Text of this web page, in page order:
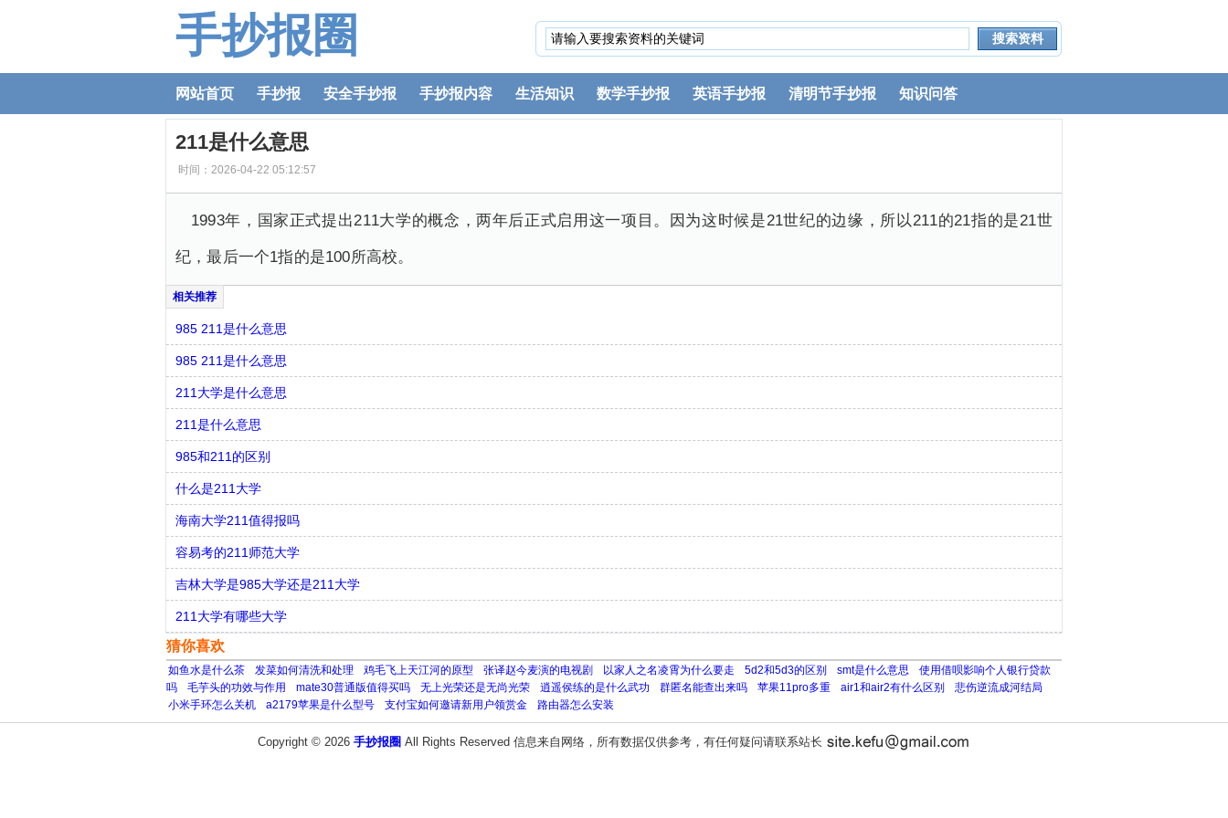
手抄报圈
网站首页 手抄报 安全手抄报 手抄报内容 生活知识 数学手抄报 英语手抄报 清明节手抄报 知识问答
211是什么意思
时间：2026-04-22 05:12:57
1993年，国家正式提出211大学的概念，两年后正式启用这一项目。因为这时候是21世纪的边缘，所以211的21指的是21世
纪，最后一个1指的是100所高校。
985 211是什么意思
985 211是什么意思
211大学是什么意思
211是什么意思
985和211的区别
什么是211大学
海南大学211值得报吗
容易考的211师范大学
吉林大学是985大学还是211大学
211大学有哪些大学
猜你喜欢
如鱼水是什么茶 发菜如何清洗和处理 鸡毛飞上天江河的原型 张译赵今麦演的电视剧 以家人之名凌霄为什么要走 5d2和5d3的区别 smt是什么意思
使用借呗影响个人银行贷款
吗
毛芋头的功效与作用 mate30普通版值得买吗 无上光荣还是无尚光荣 逍遥侯练的是什么武功 群匿名能查出来吗 苹果11pro多重 air1和air2有什么区别
悲伤逆流成河结局
小米手环怎么关机
a2179苹果是什么型号 支付宝如何邀请新用户领赏金 路由器怎么安装
Copyright © 2026 手抄报圈 All Rights Reserved 信息来自网络，所有数据仅供参考，有任何疑问请联系站长